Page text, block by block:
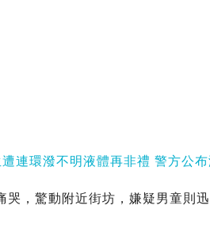
連環潑不明液體再非禮 警方公
哭，驚動附近街坊，嫌疑男童則迅